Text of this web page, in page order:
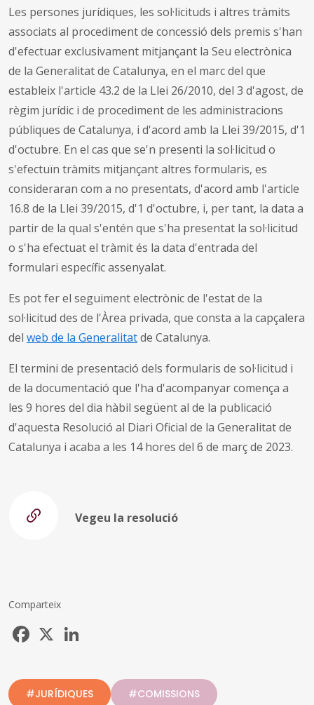
Les persones jurídiques, les sol·licituds i altres tràmits
associats al procediment de concessió dels premis s'han
d'efectuar exclusivament mitjançant la Seu electrònica
de la Generalitat de Catalunya, en el marc del que
estableix l'article 43.2 de la Llei 26/2010, del 3 d'agost, de
règim jurídic i de procediment de les administracions
públiques de Catalunya, i d'acord amb la Llei 39/2015, d'1
d'octubre. En el cas que se'n presenti la sol·licitud o
s'efectuïn tràmits mitjançant altres formularis, es
consideraran com a no presentats, d'acord amb l'article
16.8 de la Llei 39/2015, d'1 d'octubre, i, per tant, la data a
partir de la qual s'entén que s'ha presentat la sol·licitud
o s'ha efectuat el tràmit és la data d'entrada del
formulari específic assenyalat.
Es pot fer el seguiment electrònic de l'estat de la
sol·licitud des de l'Àrea privada, que consta a la capçalera
del web de la Generalitatde Catalunya.
El termini de presentació dels formularis de sol·licitud i
de la documentació que l'ha d'acompanyar comença a
les 9 hores del dia hàbil següent al de la publicació
d'aquesta Resolució al Diari Oficial de la Generalitat de
Catalunya i acaba a les 14 hores del 6 de març de 2023.
Vegeu la resolució
Comparteix
Facebook
#JURÍDIQUES #COMISSIONS